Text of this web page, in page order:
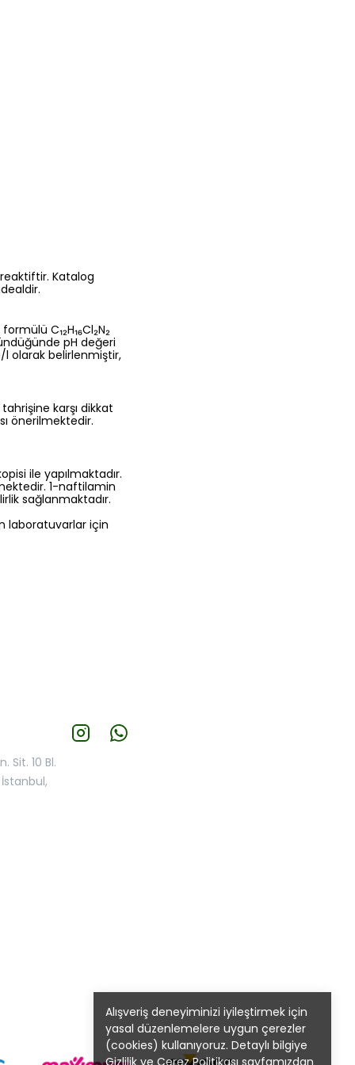
Alışveriş deneyiminizi iyileştirmek için
yasal düzenlemelere uygun çerezler
(cookies) kullanıyoruz. Detaylı bilgiye
Gizlilik ve Çerez Politikası sayfamızdan
Katalog
C₁₂H₁₆Cl₂N₂
pH değeri
l olarak belirlenmiştir,
karşı dikkat
önerilmektedir.
ile yapılmaktadır.
1-naftilamin
sağlanmaktadır.
laboratuvarlar için
Sit. 10 Bl.